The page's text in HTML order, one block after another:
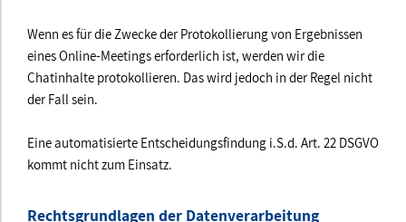
Wenn es für die Zwecke der Protokollierung von Ergebnissen
eines Online-Meetings erforderlich ist, werden wir die
Chatinhalte protokollieren. Das wird jedoch in der Regel nicht
der Fall sein.
Eine automatisierte Entscheidungsfindung i.S.d. Art. 22 DSGVO
kommt nicht zum Einsatz.
Rechtsgrundlagen der Datenverarbeitung